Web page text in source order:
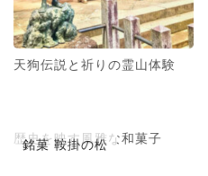
天狗伝説と祈りの霊山体験
銘菓 鞍掛の松
歴史を映す風雅な和菓子